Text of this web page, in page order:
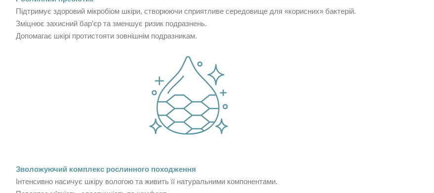
Підтримує здоровий мікробіом шкіри, створюючи сприятливе середовище для «корисних» бактерій.
Зміцнює захисний бар’єр та зменшує ризик подразнень.
Допомагає шкірі протистояти зовнішнім подразникам.
Зволожуючий комплекс рослинного походження
Інтенсивно насичує шкіру вологою та живить її натуральними компонентами.